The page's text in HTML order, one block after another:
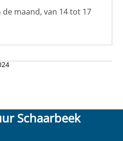
de maand, van 14 tot 17
Schaarbeek